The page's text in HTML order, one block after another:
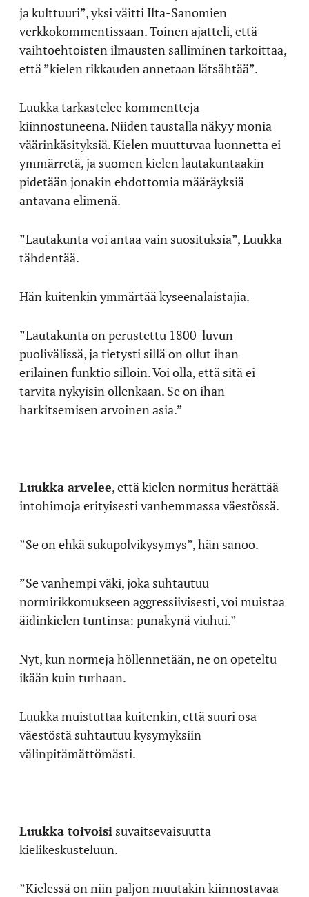
ja kulttuuri”, yksi väitti Ilta-Sanomien
verkkokommentissaan. Toinen ajatteli, että
vaihtoehtoisten ilmausten salliminen tarkoittaa,
että ”kielen rikkauden annetaan lätsähtää”.
Luukka tarkastelee kommentteja
kiinnostuneena. Niiden taustalla näkyy monia
väärinkäsityksiä. Kielen muuttuvaa luonnetta ei
ymmärretä, ja suomen kielen lautakuntaakin
pidetään jonakin ehdottomia määräyksiä
antavana elimenä.
”Lautakunta voi antaa vain suosituksia”, Luukka
tähdentää.
Hän kuitenkin ymmärtää kyseenalaistajia.
”Lautakunta on perustettu 1800-luvun
puolivälissä, ja tietysti sillä on ollut ihan
erilainen funktio silloin. Voi olla, että sitä ei
tarvita nykyisin ollenkaan. Se on ihan
harkitsemisen arvoinen asia.”
Luukka arvelee, että kielen normitus herättää
intohimoja erityisesti vanhemmassa väestössä.
”Se on ehkä sukupolvikysymys”, hän sanoo.
”Se vanhempi väki, joka suhtautuu
normirikkomukseen aggressiivisesti, voi muistaa
äidinkielen tuntinsa: punakynä viuhui.”
Nyt, kun normeja höllennetään, ne on opeteltu
ikään kuin turhaan.
Luukka muistuttaa kuitenkin, että suuri osa
väestöstä suhtautuu kysymyksiin
välinpitämättömästi.
Luukka toivoisi suvaitsevaisuutta
kielikeskusteluun.
”Kielessä on niin paljon muutakin kiinnostavaa